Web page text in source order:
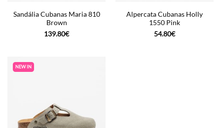
Sandália Cubanas Maria 810
Brown
139.80€
Alpercata Cubanas Holly
1550 Pink
54.80€
NEW IN